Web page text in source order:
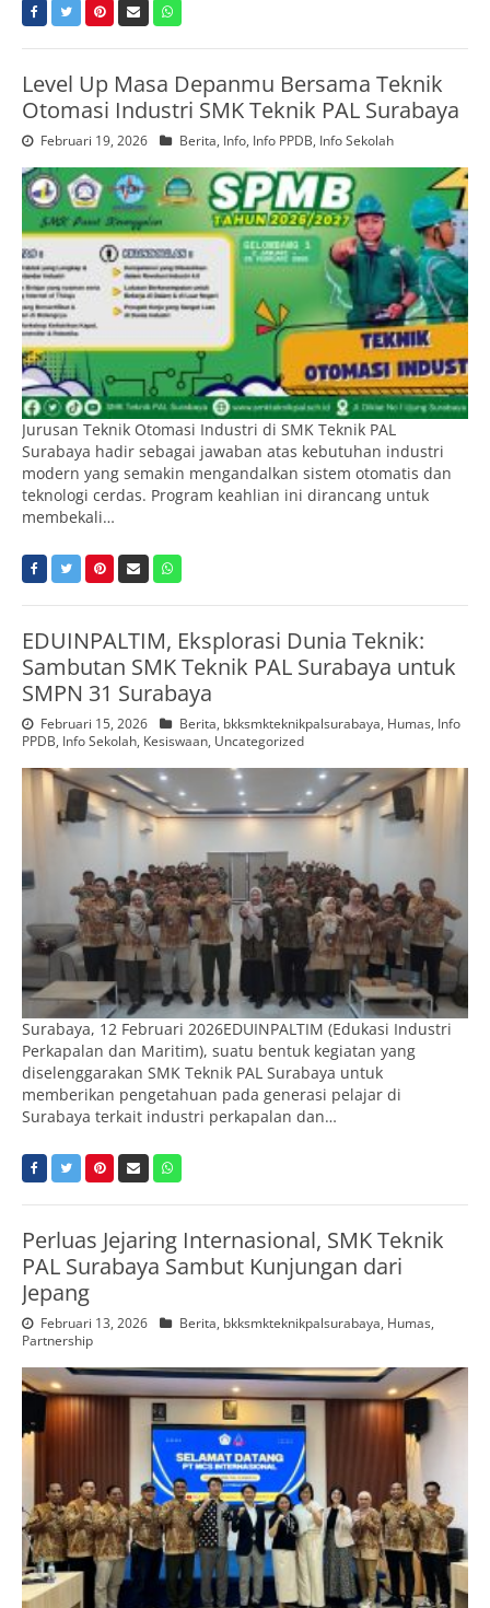
Level Up Masa Depanmu Bersama Teknik
Otomasi Industri SMK Teknik PAL Surabaya
Februari 19, 2026 Berita, Info, Info PPDB, Info Sekolah
Jurusan Teknik Otomasi Industri di SMK Teknik PAL
Surabaya hadir sebagai jawaban atas kebutuhan industri
modern yang semakin mengandalkan sistem otomatis dan
teknologi cerdas. Program keahlian ini dirancang untuk
membekali…
EDUINPALTIM, Eksplorasi Dunia Teknik:
Sambutan SMK Teknik PAL Surabaya untuk
SMPN 31 Surabaya
Februari 15, 2026 Berita, bkksmkteknikpalsurabaya, Humas, Info
PPDB, Info Sekolah, Kesiswaan, Uncategorized
Surabaya, 12 Februari 2026EDUINPALTIM (Edukasi Industri
Perkapalan dan Maritim), suatu bentuk kegiatan yang
diselenggarakan SMK Teknik PAL Surabaya untuk
memberikan pengetahuan pada generasi pelajar di
Surabaya terkait industri perkapalan dan…
Perluas Jejaring Internasional, SMK Teknik
PAL Surabaya Sambut Kunjungan dari
Jepang
Februari 13, 2026 Berita, bkksmkteknikpalsurabaya, Humas,
Partnership